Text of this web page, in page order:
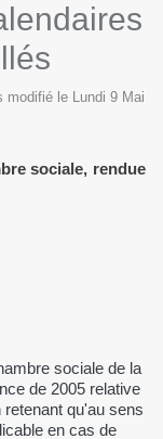
modifié le Lundi 9 Mai
sociale, rendue
sociale de la
de 2005 relative
qu'au sens
en cas de